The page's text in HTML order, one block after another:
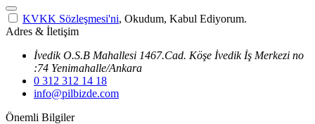
KVKK Sözleşmesi'ni, Okudum, Kabul Ediyorum.
Adres & İletişim
İvedik O.S.B Mahallesi 1467.Cad. Köşe İvedik İş Merkezi no
:74 Yenimahalle/Ankara
0 312 312 14 18
info@pilbizde.com
Önemli Bilgiler